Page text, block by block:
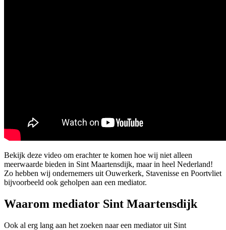
Bekijk deze video om erachter te komen hoe wij niet alleen
meerwaarde bieden in Sint Maartensdijk, maar in heel Nederland!
Zo hebben wij ondernemers uit Ouwerkerk, Stavenisse en Poortvliet
bijvoorbeeld ook geholpen aan een mediator.
Waarom mediator Sint Maartensdijk
Ook al erg lang aan het zoeken naar een mediator uit Sint